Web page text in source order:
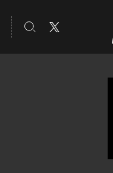
検索 X